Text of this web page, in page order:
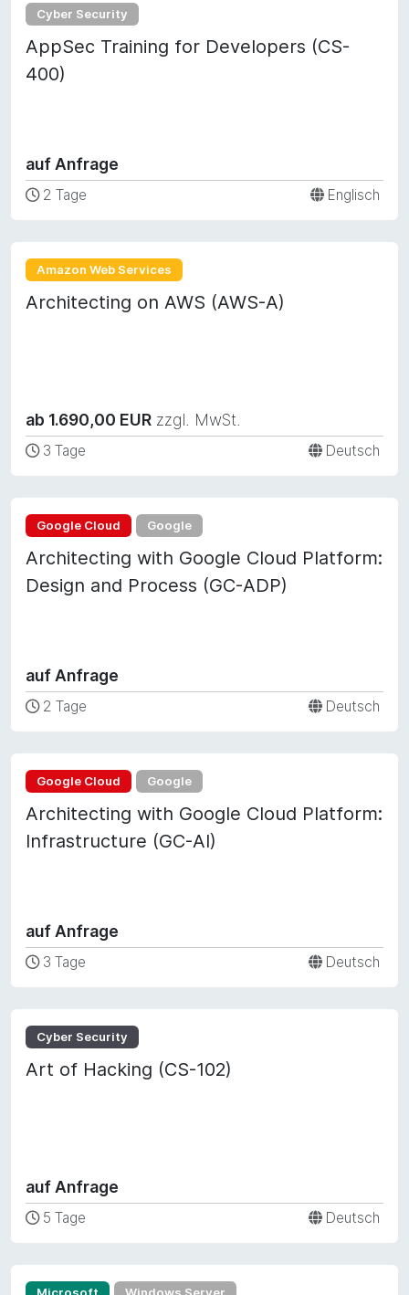
Cyber Security
AppSec Training for Developers (CS-
400)
auf Anfrage
2 Tage Englisch
Amazon Web Services
Architecting on AWS (AWS-A)
ab 1.690,00 EUR zzgl. MwSt.
3 Tage Deutsch
Google Cloud Google
Architecting with Google Cloud Platform:
Design and Process (GC-ADP)
auf Anfrage
2 Tage Deutsch
Google Cloud Google
Architecting with Google Cloud Platform:
Infrastructure (GC-AI)
auf Anfrage
3 Tage Deutsch
Cyber Security
Art of Hacking (CS-102)
auf Anfrage
5 Tage Deutsch